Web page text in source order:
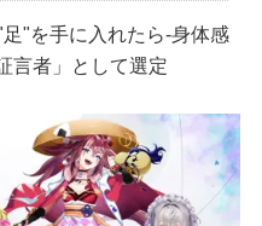
"を手に入れたら-身体感
言者」として選定